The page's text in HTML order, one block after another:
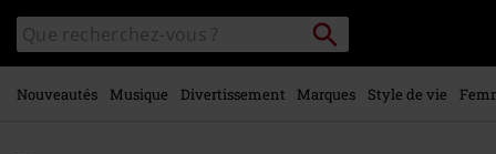
contenu
principal
Rechercher
sur
le
catalogue
Rechercher
Nouveautés Musique Divertissement Marques Style de vie